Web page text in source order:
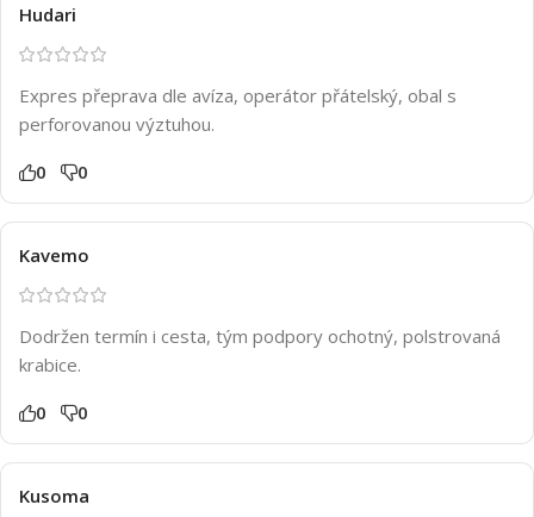
Hudari
Expres přeprava dle avíza, operátor přátelský, obal s
perforovanou výztuhou.
0 0
Kavemo
Dodržen termín i cesta, tým podpory ochotný, polstrovaná
krabice.
0 0
Kusoma